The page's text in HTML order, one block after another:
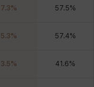
7.3% 57.5%
5.3% 57.4%
3.5% 41.6%